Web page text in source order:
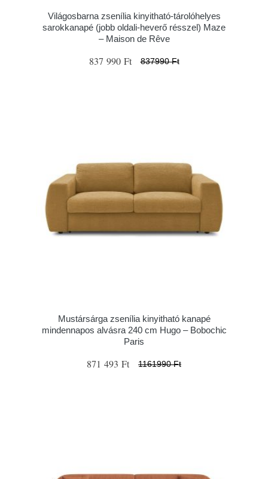
Világosbarna zsenília kinyitható-tárolóhelyes
sarokkanapé (jobb oldali-heverő résszel) Maze
– Maison de Rêve
837 990 Ft 837990 Ft
Mustársárga zsenília kinyitható kanapé
mindennapos alvásra 240 cm Hugo – Bobochic
Paris
871 493 Ft 1161990 Ft